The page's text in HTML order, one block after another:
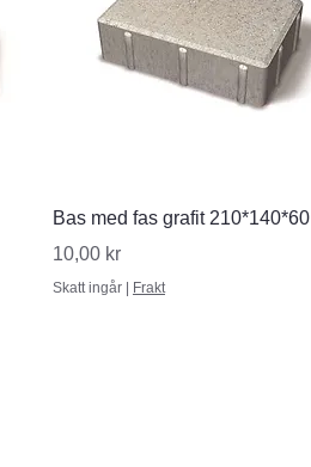
Snabbvisning
Bas med fas grafit 210*140*60
Pris
10,00 kr
Skatt ingår | Frakt